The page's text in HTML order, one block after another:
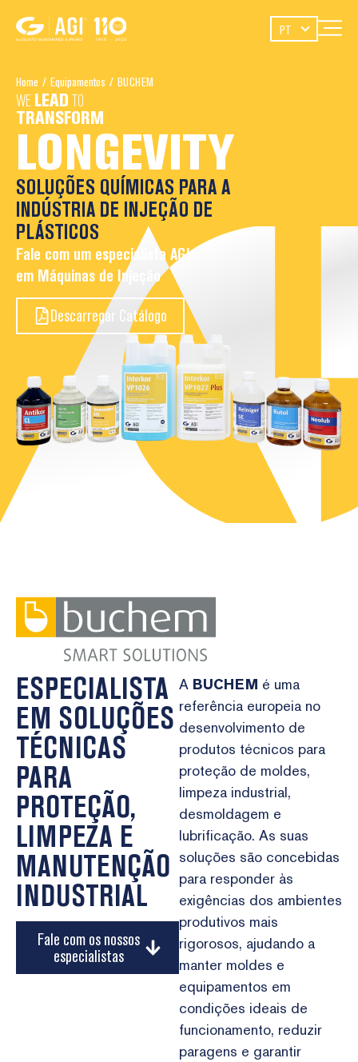
PT
Home / Equipamentos / BUCHEM
WELEADTO
TRANSFORM
LONGEVITY
SOLUÇÕES QUÍMICAS PARA A
INDÚSTRIA DE INJEÇÃO DE
PLÁSTICOS
Fale com um especialista AGI
em Máquinas de Injeção
Descarregar Catálogo
ESPECIALISTA
EM SOLUÇÕES
TÉCNICAS
PARA
PROTEÇÃO,
LIMPEZA E
MANUTENÇÃO
INDUSTRIAL
Fale com os nossos
especialistas
A BUCHEM é uma
referência europeia no
desenvolvimento de
produtos técnicos para
proteção de moldes,
limpeza industrial,
desmoldagem e
lubrificação. As suas
soluções são concebidas
para responder às
exigências dos ambientes
produtivos mais
rigorosos, ajudando a
manter moldes e
equipamentos em
condições ideais de
funcionamento, reduzir
paragens e garantir